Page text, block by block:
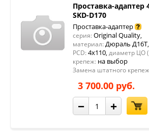
Проставка-адаптер
SKD-D170
Проставка-адаптер
серия: Original Quality,
материал: Дюраль Д16Т,
PCD: 4x110, диаметр ЦО
крепеж: на выбор
Замена штатного
3 700.00 руб.
− +